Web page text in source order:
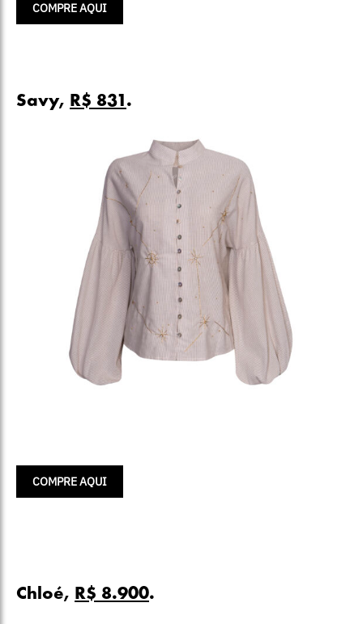
COMPRE AQUI
Savy, R$ 831 .
COMPRE AQUI
Chloé, R$ 8.900.